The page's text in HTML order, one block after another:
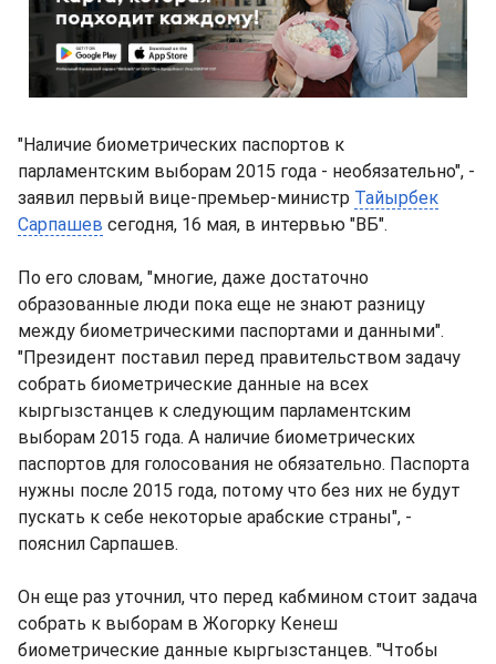
"Наличие биометрических паспортов к
парламентским выборам 2015 года - необязательно", -
заявил первый вице-премьер-министр Тайырбек
Сарпашев сегодня, 16 мая, в интервью "ВБ".
По его словам, "многие, даже достаточно
образованные люди пока еще не знают разницу
между биометрическими паспортами и данными".
"Президент поставил перед правительством задачу
собрать биометрические данные на всех
кыргызстанцев к следующим парламентским
выборам 2015 года. А наличие биометрических
паспортов для голосования не обязательно. Паспорта
нужны после 2015 года, потому что без них не будут
пускать к себе некоторые арабские страны", -
пояснил Сарпашев.
Он еще раз уточнил, что перед кабмином стоит задача
собрать к выборам в Жогорку Кенеш
биометрические данные кыргызстанцев. "Чтобы